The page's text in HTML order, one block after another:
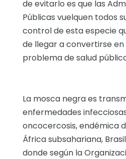
de evitarlo es que las
Públicas vuelquen todos
control de esta especie
de llegar a convertirse
problema de salud
La mosca negra es
enfermedades
oncocercosis, endémica
África subsahariana,
donde según la